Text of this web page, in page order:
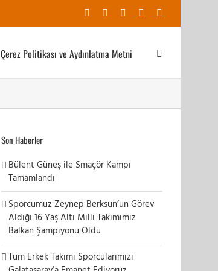
Facebook YouTubeInstagram
Çerez Politikası ve Aydınlatma Metni
Son Haberler
Bülent Güneş ile Smaçör Kampı
Tamamlandı
Sporcumuz Zeynep Berksun’un Görev
Aldığı 16 Yaş Altı Milli Takımımız
Balkan Şampiyonu Oldu
Tüm Erkek Takımı Sporcularımızı